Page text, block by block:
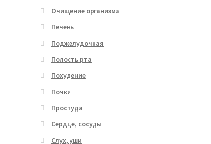
Очищение организма
Печень
Поджелудочная
Полость рта
Похудение
Почки
Простуда
Сердце, сосуды
Слух, уши